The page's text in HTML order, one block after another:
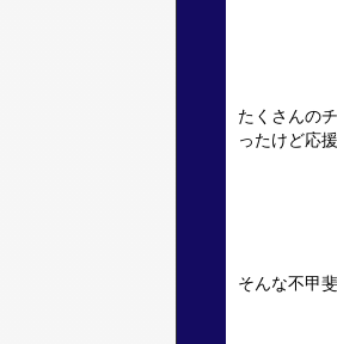
たくさんの
ったけど応
そんな不甲